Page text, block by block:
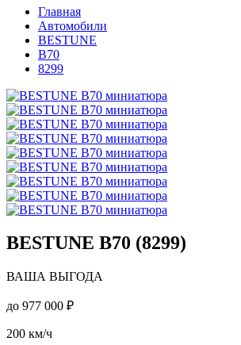
Главная
Автомобили
BESTUNE
B70
8299
BESTUNE B70 (8299)
ВАША ВЫГОДА
до 977 000 ₽
200 км/ч